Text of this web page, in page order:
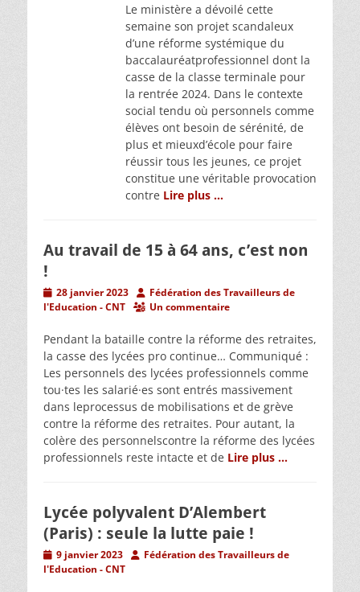
Le ministère a dévoilé cette
semaine son projet scandaleux
d’une réforme systémique du
baccalauréatprofessionnel dont la
casse de la classe terminale pour
la rentrée 2024. Dans le contexte
social tendu où personnels comme
élèves ont besoin de sérénité, de
plus et mieuxd’école pour faire
réussir tous les jeunes, ce projet
constitue une véritable provocation
contre Lire plus …
Au travail de 15 à 64 ans, c’est non
!
Posted
on
28 janvier 2023 AuthorFédération des Travailleurs de
l'Education - CNT
Un commentaire
Pendant la bataille contre la réforme des retraites,
la casse des lycées pro continue… Communiqué :
Les personnels des lycées professionnels comme
tou·tes les salarié·es sont entrés massivement
dans leprocessus de mobilisations et de grève
contre la réforme des retraites. Pour autant, la
colère des personnelscontre la réforme des lycées
professionnels reste intacte et de Lire plus …
Lycée polyvalent D’Alembert
(Paris) : seule la lutte paie !
Posted
on
9 janvier 2023 AuthorFédération des Travailleurs de
l'Education - CNT